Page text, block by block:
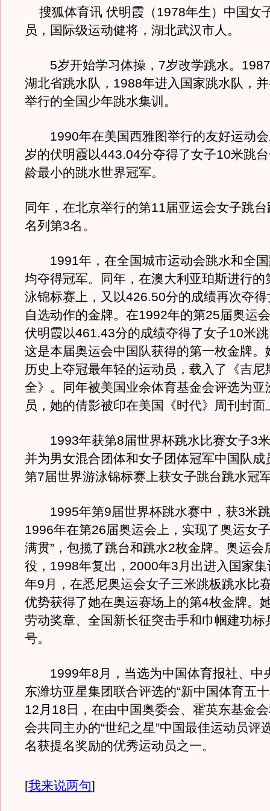
搜狐体育讯 伏明霞（1978年生）中国女
员，国际级运动健将，湖北武汉市人。
5岁开始学习体操，7岁改学跳水。
湖北省跳水队，1988年进入国家跳水队，
举行的全国少年跳水集训。
1990年在美国西雅图举行的友好运动会
岁的伏明霞以443.04分夺得了女子10米跳
龄最小的跳水世界冠军。
同年，在北京举行的第11届亚运会女子跳
名列第3名。
1991年，在全国城市运动会跳水和全国
均夺得冠军。同年，在澳大利亚珀斯进行的
泳锦标赛上，又以426.50分的成绩再次夺
自选动作的金牌。在1992年的第25届奥运
伏明霞以461.43分的成绩夺得了女子10米
这是本届奥运会中国队获得的第一枚金牌。
历史上夺冠最年轻的运动员，载入了《吉尼
全》。同年被美国业余体育基金会评选为亚
员，她的倩影被印在美国《时代》周刊封面
1993年获第8届世界杯跳水比赛女子3
并为男女混合团体和女子团体冠军中国队
第7届世界游泳锦标赛上获女子跳台跳水冠
1995年第9届世界杯跳水赛中，获3米
1996年在第26届奥运会上，实现了奥运女
满贯”，包揽了跳台和跳水2枚金牌。奥运会
役，1998年复出，2000年3月出进入国家
年9月，在悉尼奥运会女子三米跳板跳水比
优势获得了她在奥运赛场上的第4枚金牌。
劳动奖章、全国新长征突击手和巾帼建功标
号。
1999年8月，当选为中国体育报社、中
东潍坊亚星集团联合评选的“新中国体育五
12月18日，在由中国奥委会、霍英东基金
会共同主办的“世纪之星”中国最佳运动员评
名获提名奖励的优秀运动员之一。
[我来说两句]